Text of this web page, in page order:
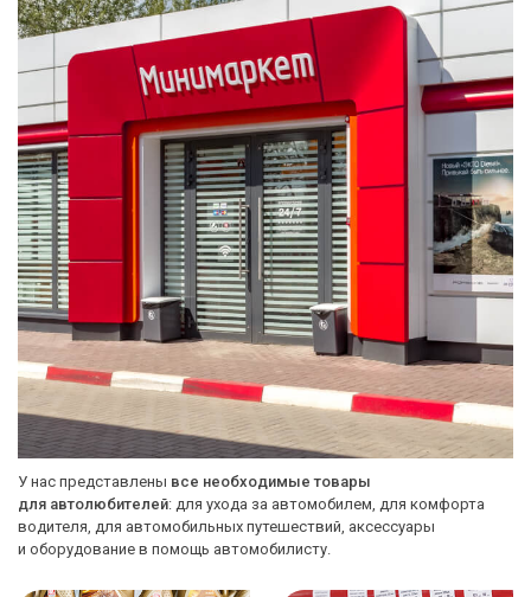
У нас представлены все необходимые товары
для автолюбителей: для ухода за автомобилем, для комфорта
водителя, для автомобильных путешествий, аксессуары
и оборудование в помощь автомобилисту.